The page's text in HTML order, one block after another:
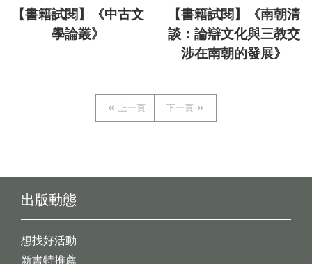
【書籍試閱】《中古文
學論叢》
【書籍試閱】《南朝清
談：論辯文化與三教交
涉在南朝的發展》
上一頁 下一頁
出版動態
想找好活動
新書特推薦